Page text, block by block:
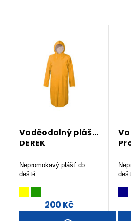
Voděodolný plášť
DEREK
Nepromokavý plášť do
deště.
Dostupnost na dotaz.
200 Kč